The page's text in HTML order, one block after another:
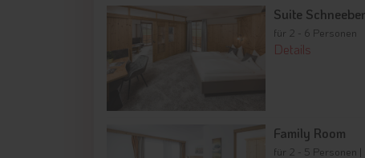
Suite
für 2 - 6 Personen
Details
Family Room
für 2 - 5 Personen |